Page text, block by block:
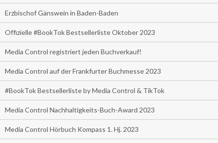
Erzbischof Gänswein in Baden-Baden
Offizielle #BookTok Bestsellerliste Oktober 2023
Media Control registriert jeden Buchverkauf!
Media Control auf der Frankfurter Buchmesse 2023
#BookTok Bestsellerliste by Media Control & TikTok
Media Control Nachhaltigkeits-Buch-Award 2023
Media Control Hörbuch Kompass 1. Hj. 2023